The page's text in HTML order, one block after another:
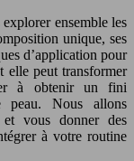
ensemble les
unique, ses
d’application pour
elle peut transformer
à obtenir un fini
peau. Nous allons
et vous donner des
à votre routine